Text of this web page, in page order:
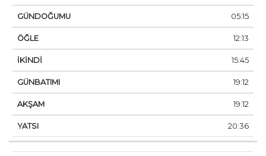
05:15
12:13
15:45
19:12
19:12
20:36